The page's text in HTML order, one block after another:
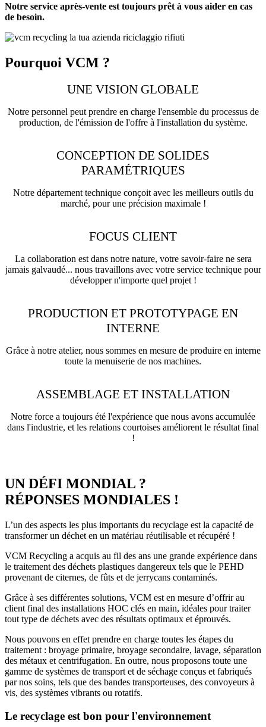
Notre service après-vente est toujours prêt à vous aider en cas
de besoin.
Pourquoi VCM ?
UNE VISION GLOBALE
Notre personnel peut prendre en charge l'ensemble du processus de
production, de l'émission de l'offre à l'installation du système.
CONCEPTION DE SOLIDES
PARAMÉTRIQUES
Notre département technique conçoit avec les meilleurs outils du
marché, pour une précision maximale !
FOCUS CLIENT
La collaboration est dans notre nature, votre savoir-faire ne sera
jamais galvaudé... nous travaillons avec votre service technique pour
développer n'importe quel projet !
PRODUCTION ET PROTOTYPAGE EN
INTERNE
Grâce à notre atelier, nous sommes en mesure de produire en interne
toute la menuiserie de nos machines.
ASSEMBLAGE ET INSTALLATION
Notre force a toujours été l'expérience que nous avons accumulée
dans l'industrie, et les relations courtoises améliorent le résultat final
!
UN DÉFI MONDIAL ?
RÉPONSES MONDIALES !
L’un des aspects les plus importants du recyclage est la capacité de
transformer un déchet en un matériau réutilisable et récupéré !
VCM Recycling a acquis au fil des ans une grande expérience dans
le traitement des déchets plastiques dangereux tels que le PEHD
provenant de citernes, de fûts et de jerrycans contaminés.
Grâce à ses différentes solutions, VCM est en mesure d’offrir au
client final des installations HOC clés en main, idéales pour traiter
tout type de déchets avec des résultats optimaux et éprouvés.
Nous pouvons en effet prendre en charge toutes les étapes du
traitement : broyage primaire, broyage secondaire, lavage, séparation
des métaux et centrifugation. En outre, nous proposons toute une
gamme de systèmes de transport et de séchage conçus et fabriqués
par nos soins, tels que des bandes transporteuses, des convoyeurs à
vis, des systèmes vibrants ou rotatifs.
Le recyclage est bon pour l'environnement